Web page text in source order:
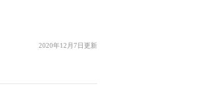
2020年12月7日更新